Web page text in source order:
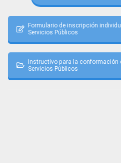
Formulario de inscripción
Servicios Públicos
Instructivo para la conformación
Servicios Públicos